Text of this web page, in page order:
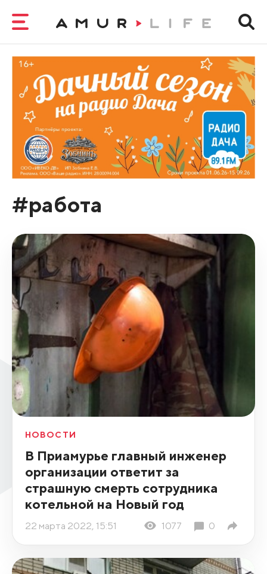
#работа
НОВОСТИ
В Приамурье главный инженер
организации ответит за
страшную смерть сотрудника
котельной на Новый год
22 марта 2022, 15:51 1077 0